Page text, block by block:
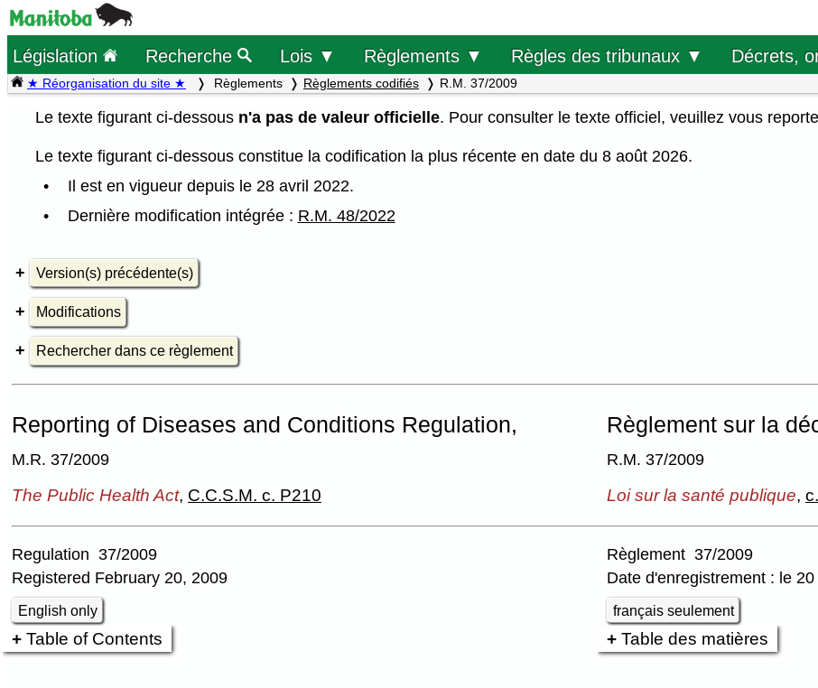
Législation Recherche Lois ▼ Règlements ▼ Règles des tribunaux ▼ Décrets,
★ Réorganisation du site ★ Règlements Règlements codifiés R.M. 37/2009
Le texte figurant ci-dessous n'a pas de valeur officielle. Pour consulter le texte officiel, veuillez vous
Le texte figurant ci-dessous constitue la codification la plus récente en date du 8 août 2026.
Il est en vigueur depuis le 28 avril 2022.
Dernière modification intégrée : R.M. 48/2022
Version(s) précédente(s)
Modifications
Rechercher dans ce règlement
Reporting of Diseases and Conditions Regulation,
M.R. 37/2009
Règlement sur la
R.M. 37/2009
The Public Health Act, C.C.S.M. c. P210 Loi sur la santé publique,
Regulation 37/2009
Registered February 20, 2009
English only
Règlement 37/2009
Date d'enregistrement : le
français seulement
Table of Contents Table des matières